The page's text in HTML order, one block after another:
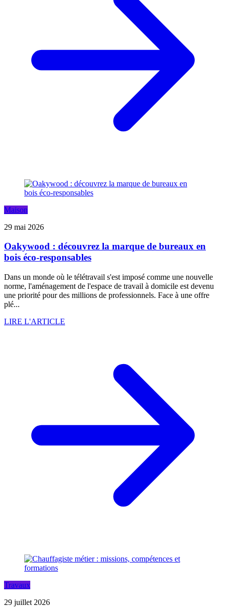
Maison
29 mai 2026
Oakywood : découvrez la marque de bureaux en
bois éco-responsables
Dans un monde où le télétravail s'est imposé comme une nouvelle
norme, l'aménagement de l'espace de travail à domicile est devenu
une priorité pour des millions de professionnels. Face à une offre
plé...
LIRE L'ARTICLE
Travaux
29 juillet 2026